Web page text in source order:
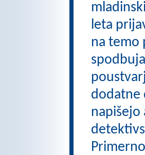
leta
na temo
dodatne
napišejo